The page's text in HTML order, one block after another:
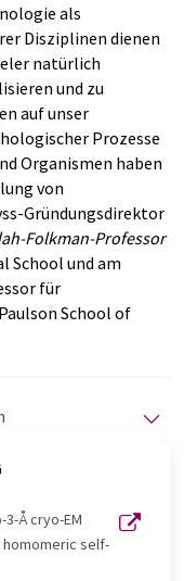
als
Disziplinen dienen
natürlich
und zu
auf unser
Prozesse
Organismen haben
von
Gründungsdirektor
Folkman-Professor
School und am
für
School of
Artikel mit
ist es
Syntax oder
3-Å cryo-EM
self-